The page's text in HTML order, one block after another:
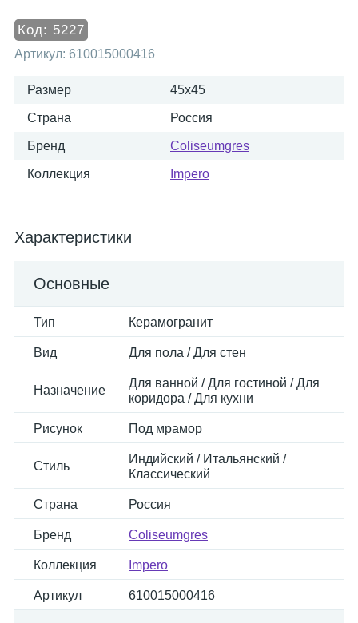
Код: 5227
Артикул: 610015000416
Размер 45x45
Страна Россия
Бренд Coliseumgres
Коллекция Impero
Характеристики
Основные
Тип Керамогранит
Вид Для пола / Для стен
Назначение
Для ванной / Для гостиной / Для
коридора / Для кухни
Рисунок Под мрамор
Стиль
Индийский / Итальянский /
Классический
Страна Россия
Бренд Coliseumgres
Коллекция Impero
Артикул 610015000416